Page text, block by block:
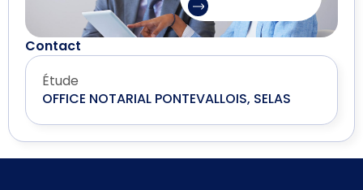
Contact
Étude
OFFICE NOTARIAL PONTEVALLOIS, SELAS